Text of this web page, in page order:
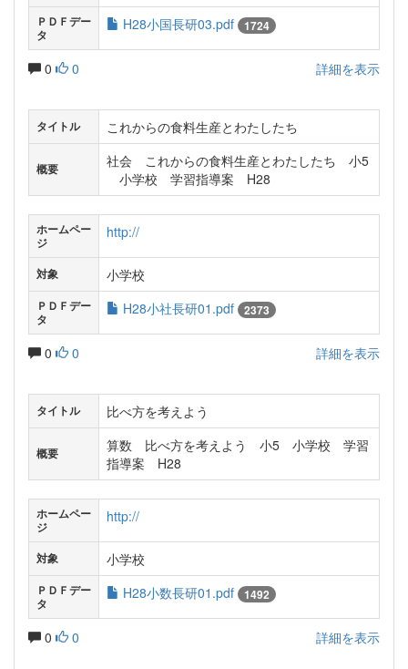
ＰＤＦデー
タ
H28小国長研03.pdf 1724
0 0 詳細を表示
タイトル これからの食料生産とわたしたち
概要
社会 これからの食料生産とわたしたち 小5
小学校 学習指導案 H28
ホームペー
ジ
http://
対象 小学校
ＰＤＦデー
タ
H28小社長研01.pdf 2373
0 0 詳細を表示
タイトル 比べ方を考えよう
概要
算数 比べ方を考えよう 小5 小学校 学習
指導案 H28
ホームペー
ジ
http://
対象 小学校
ＰＤＦデー
タ
H28小数長研01.pdf 1492
0 0 詳細を表示